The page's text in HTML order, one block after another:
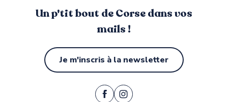
Un p'tit bout de Corse dans vos
mails !
Je m'inscris à la newsletter